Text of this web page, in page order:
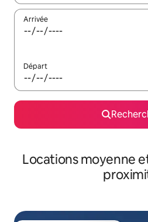
Arrivée
Départ
Locations moyenne